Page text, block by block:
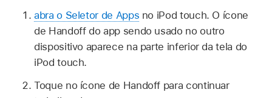
abra o Seletor de Apps no iPod touch. O ícone
de Handoff do app sendo usado no outro
dispositivo aparece na parte inferior da tela do
iPod touch.
Toque no ícone de Handoff para continuar